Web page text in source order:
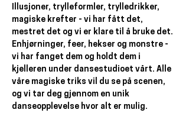
Illusjoner, trylleformler, trylledrikker,
magiske krefter - vi har fått det,
mestret det og vi er klare til å bruke det.
Enhjørninger, feer, hekser og monstre -
vi har fanget dem og holdt dem i
kjelleren under dansestudioet vårt. Alle
våre magiske triks vil du se på scenen,
og vi tar deg gjennom en unik
danseopplevelse hvor alt er mulig.